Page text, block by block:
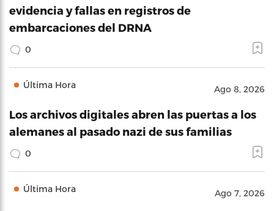
evidencia y fallas en registros de
embarcaciones del DRNA
0
Última Hora Ago 8, 2026
Los archivos digitales abren las puertas a los
alemanes al pasado nazi de sus familias
0
Última Hora Ago 7, 2026